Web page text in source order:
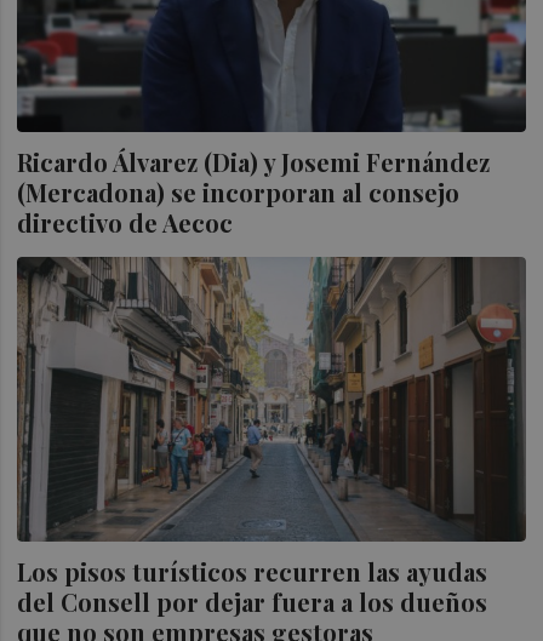
Ricardo Álvarez (Dia) y Josemi Fernández
(Mercadona) se incorporan al consejo
directivo de Aecoc
Los pisos turísticos recurren las ayudas
del Consell por dejar fuera a los dueños
que no son empresas gestoras